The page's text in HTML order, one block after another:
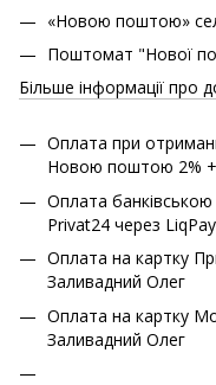
«Новою поштою»
Поштомат "Нової
Більше інформації про
Оплата при
Новою поштою 2% +
Оплата
Privat24 через LiqPay
Оплата на картку
Заливадний Олег
Оплата на картку
Заливадний Олег